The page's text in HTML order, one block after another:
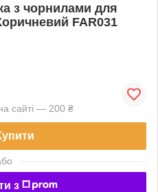
з чорнилами для
FAR031
сайті — 200 ₴
з